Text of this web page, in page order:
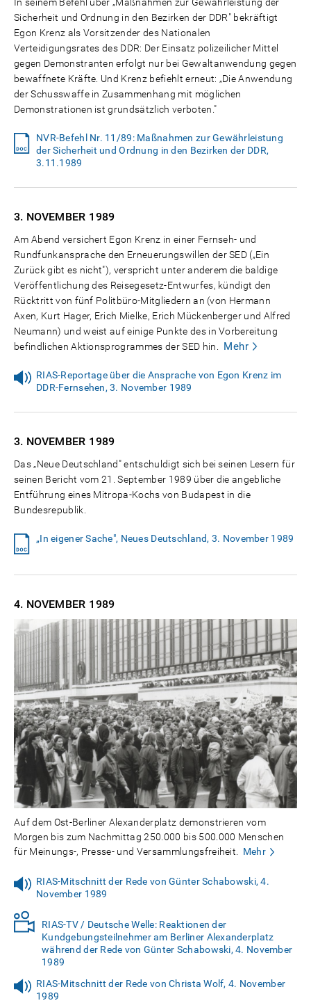
Sicherheit und Ordnung in den Bezirken der DDR" bekräftigt
Egon Krenz als Vorsitzender des Nationalen
Verteidigungsrates des DDR: Der Einsatz polizeilicher Mittel
gegen Demonstranten erfolgt nur bei Gewaltanwendung gegen
bewaffnete Kräfte. Und Krenz befiehlt erneut: „Die Anwendung
der Schusswaffe in Zusammenhang mit möglichen
Demonstrationen ist grundsätzlich verboten."
NVR-Befehl Nr. 11/89: Maßnahmen zur Gewährleistung
der Sicherheit und Ordnung in den Bezirken der DDR,
3.11.1989
3. NOVEMBER 1989
Am Abend versichert Egon Krenz in einer Fernseh- und
Rundfunkansprache den Erneuerungswillen der SED („Ein
Zurück gibt es nicht"), verspricht unter anderem die baldige
Veröffentlichung des Reisegesetz-Entwurfes, kündigt den
Rücktritt von fünf Politbüro-Mitgliedern an (von Hermann
Axen, Kurt Hager, Erich Mielke, Erich Mückenberger und Alfred
Neumann) und weist auf einige Punkte des in Vorbereitung
befindlichen Aktionsprogrammes der SED hin.
Mehr
RIAS-Reportage über die Ansprache von Egon Krenz im
DDR-Fernsehen, 3. November 1989
3. NOVEMBER 1989
Das „Neue Deutschland" entschuldigt sich bei seinen Lesern für
seinen Bericht vom 21. September 1989 über die angebliche
Entführung eines Mitropa-Kochs von Budapest in die
Bundesrepublik.
„In eigener Sache", Neues Deutschland, 3. November 1989
4. NOVEMBER 1989
Auf dem Ost-Berliner Alexanderplatz demonstrieren vom
Morgen bis zum Nachmittag 250.000 bis 500.000 Menschen
für Meinungs-, Presse- und Versammlungsfreiheit. Mehr
RIAS-Mitschnitt der Rede von Günter Schabowski, 4.
November 1989
RIAS-TV / Deutsche Welle: Reaktionen der
Kundgebungsteilnehmer am Berliner Alexanderplatz
während der Rede von Günter Schabowski, 4. November
1989
RIAS-Mitschnitt der Rede von Christa Wolf, 4. November
1989